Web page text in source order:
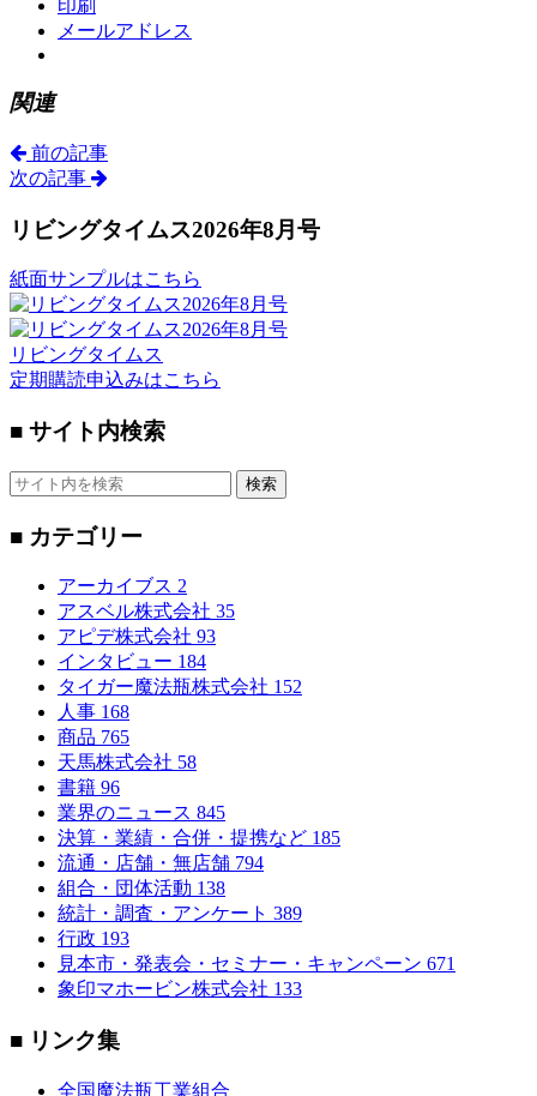
印刷
メールアドレス
関連
前の記事
次の記事
リビングタイムス2026年8月号
紙面サンプルはこちら
リビングタイムス
定期購読申込みはこちら
■ サイト内検索
検索
■ カテゴリー
アーカイブス 2
アスベル株式会社 35
アピデ株式会社 93
インタビュー 184
タイガー魔法瓶株式会社 152
人事 168
商品 765
天馬株式会社 58
書籍 96
業界のニュース 845
決算・業績・合併・提携など 185
流通・店舗・無店舗 794
組合・団体活動 138
統計・調査・アンケート 389
行政 193
見本市・発表会・セミナー・キャンペーン 671
象印マホービン株式会社 133
■ リンク集
全国魔法瓶工業組合